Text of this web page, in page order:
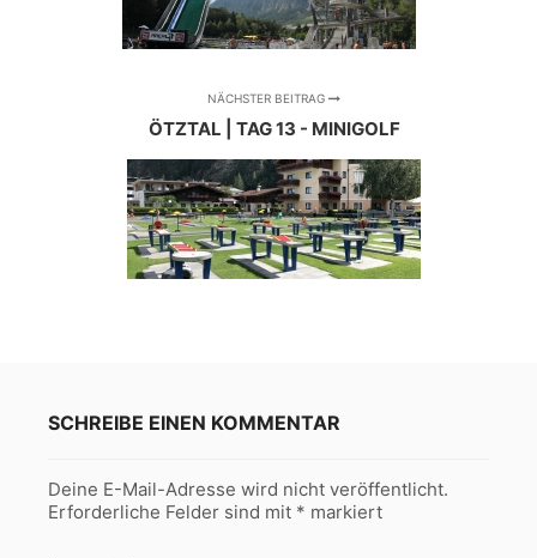
NÄCHSTER BEITRAG
ÖTZTAL | TAG 13 - MINIGOLF
SCHREIBE EINEN KOMMENTAR
Deine E-Mail-Adresse wird nicht veröffentlicht.
Erforderliche Felder sind mit * markiert